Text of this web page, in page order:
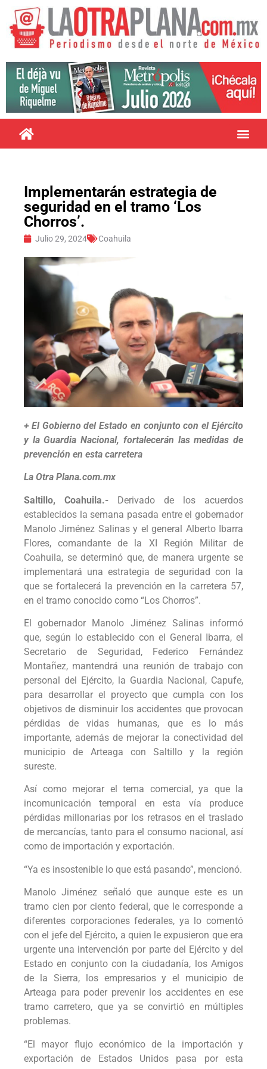
Implementarán estrategia de
seguridad en el tramo ‘Los
Chorros’.
Julio 29, 2024 Coahuila
+ El Gobierno del Estado en conjunto con el Ejército
y la Guardia Nacional, fortalecerán las medidas de
prevención en esta carretera
La Otra Plana.com.mx
Saltillo, Coahuila.- Derivado de los acuerdos
establecidos la semana pasada entre el gobernador
Manolo Jiménez Salinas y el general Alberto Ibarra
Flores, comandante de la XI Región Militar de
Coahuila, se determinó que, de manera urgente se
implementará una estrategia de seguridad con la
que se fortalecerá la prevención en la carretera 57,
en el tramo conocido como “Los Chorros”.
El gobernador Manolo Jiménez Salinas informó
que, según lo establecido con el General Ibarra, el
Secretario de Seguridad, Federico Fernández
Montañez, mantendrá una reunión de trabajo con
personal del Ejército, la Guardia Nacional, Capufe,
para desarrollar el proyecto que cumpla con los
objetivos de disminuir los accidentes que provocan
pérdidas de vidas humanas, que es lo más
importante, además de mejorar la conectividad del
municipio de Arteaga con Saltillo y la región
sureste.
Así como mejorar el tema comercial, ya que la
incomunicación temporal en esta vía produce
pérdidas millonarias por los retrasos en el traslado
de mercancías, tanto para el consumo nacional, así
como de importación y exportación.
“Ya es insostenible lo que está pasando”, mencionó.
Manolo Jiménez señaló que aunque este es un
tramo cien por ciento federal, que le corresponde a
diferentes corporaciones federales, ya lo comentó
con el jefe del Ejército, a quien le expusieron que era
urgente una intervención por parte del Ejército y del
Estado en conjunto con la ciudadanía, los Amigos
de la Sierra, los empresarios y el municipio de
Arteaga para poder prevenir los accidentes en ese
tramo carretero, que ya se convirtió en múltiples
problemas.
“El mayor flujo económico de la importación y
exportación de Estados Unidos pasa por esta